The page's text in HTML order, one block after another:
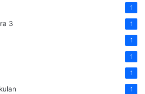
1
3 1
1
1
1
1